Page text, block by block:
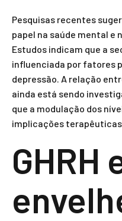
Pesquisas recentes
papel na saúde mental e
Estudos indicam que a
influenciada por fatores
depressão. A relação
ainda está sendo
que a modulação dos
implicações
GHRH